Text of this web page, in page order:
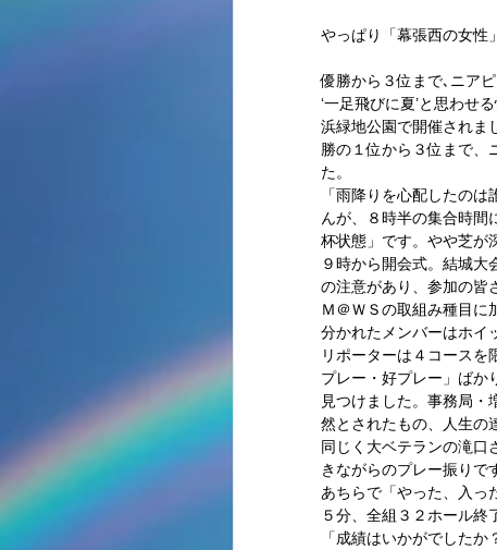
やっぱり「幕張西の女性
優勝から３位まで､ニア
‘一足飛びに夏’と思わせ
浜緑地公園で開催されま
勝の１位から３位まで、
た。
「雨降りを心配したの
んが、８時半の集合時間
杯状態」です。やや芝が
９時から開会式。結城
の注意があり、参加の皆
Ｍ＠ＷＳの取組み種目に
分かれたメンバーはホイ
リポーターは４コースを
プレー・好プレー」ばか
見つけました。事務局・
然とされたもの、人生の
同じく大ベテランの滝口
きながらのプレー振りで
あちらで「やった、入っ
５分、全組３２ホール終
「成績はいかがでした